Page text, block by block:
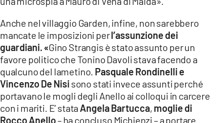
Anche nel villaggio Garden, infine, non sarebbero
mancate le imposizioni perl’assunzione dei
guardiani. «Gino Strangis è stato assunto per un
favore politico che Tonino Davoli stava facendo a
qualcuno del lametino. Pasquale Rondinelli e
Vincenzo De Nisi sono stati invece assunti perché
portavano le mogli degli Anello ai colloqui in carcere
con i mariti. E’ stata Angela Bartucca, moglie di
Rocco Anello– ha concluso Michienzi – a portare